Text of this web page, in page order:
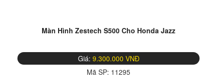
Màn Hình Zestech S500 Cho Honda Jazz
Giá: 9.300.000 VNĐ
Mã SP: 11295